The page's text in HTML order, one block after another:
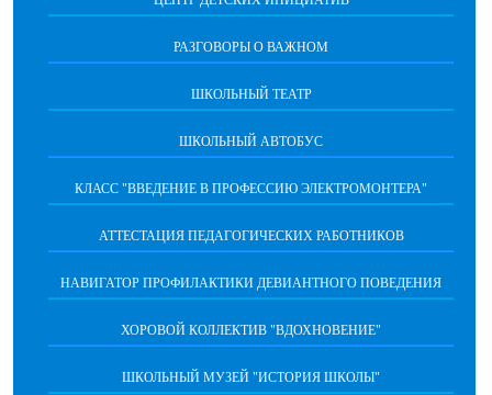
РАЗГОВОРЫ О ВАЖНОМ
ШКОЛЬНЫЙ ТЕАТР
ШКОЛЬНЫЙ АВТОБУС
КЛАСС "ВВЕДЕНИЕ В ПРОФЕССИЮ ЭЛЕКТРОМОНТЕРА"
АТТЕСТАЦИЯ ПЕДАГОГИЧЕСКИХ РАБОТНИКОВ
НАВИГАТОР ПРОФИЛАКТИКИ ДЕВИАНТНОГО ПОВЕДЕНИЯ
ХОРОВОЙ КОЛЛЕКТИВ "ВДОХНОВЕНИЕ"
ШКОЛЬНЫЙ МУЗЕЙ "ИСТОРИЯ ШКОЛЫ"